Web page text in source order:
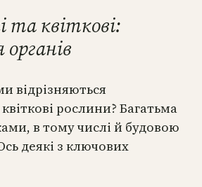
та квіткові:
відрізняються
рослини? Багатьма
в тому числі й будовою
деякі з ключових